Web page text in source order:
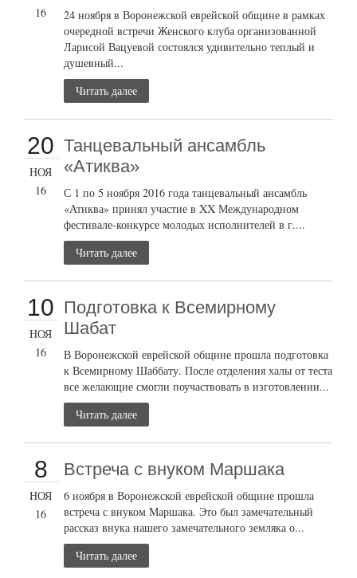
16
24 ноября в Воронежской еврейской общине в рамках
очередной встречи Женского клуба организованной
Ларисой Вацуевой состоялся удивительно теплый и
душевный...
Читать далее
20
НОЯ
16
Танцевальный ансамбль
«Атиква»
С 1 по 5 ноября 2016 года танцевальный ансамбль
«Атиква» принял участие в XX Международном
фестивале-конкурсе молодых исполнителей в г....
Читать далее
10
НОЯ
16
Подготовка к Всемирному
Шабат
В Воронежской еврейской общине прошла подготовка
к Всемирному Шаббату. После отделения халы от теста
все желающие смогли поучаствовать в изготовлении...
Читать далее
8
НОЯ
16
Встреча с внуком Маршака
6 ноября в Воронежской еврейской общине прошла
встреча с внуком Маршака. Это был замечательный
рассказ внука нашего замечательного земляка о...
Читать далее